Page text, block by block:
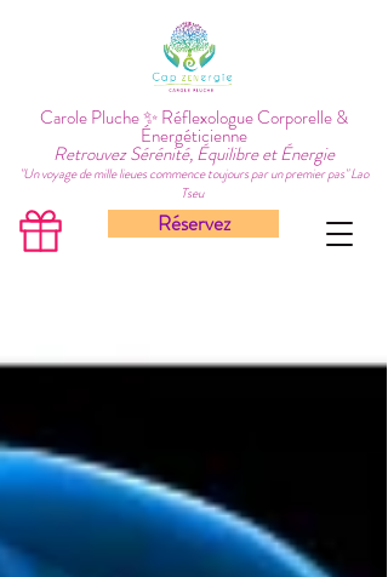
Carole Pluche ✨ Réflexologue Corporelle &
Énergéticienne
Retrouvez Sérénité, Équilibre et Énergie
"Un voyage de mille lieues commence toujours par un premier pas" Lao
Tseu
Réservez